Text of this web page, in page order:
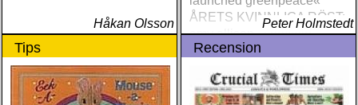
Håkan Olsson
ÅRETS KVINNLIGA RÖST:
amy allison : sheffield
streets (urban myth)
ÅRETS SKILSMÄSSA:
amy speace : the killer in
me (wildflower) ÅRETS
Peter Holmstedt
Tips Recension